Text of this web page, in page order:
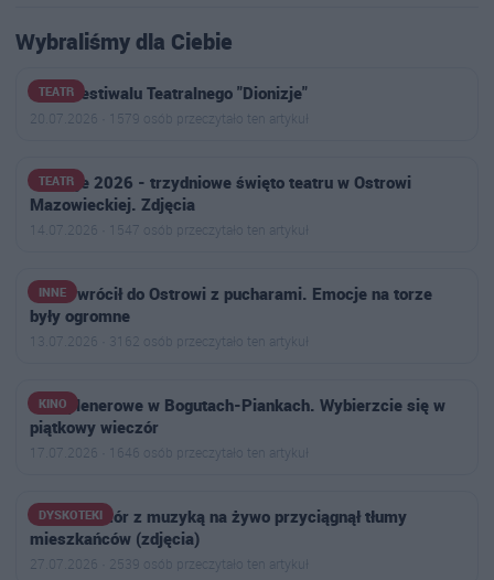
Wybraliśmy dla Ciebie
TEATR
Finał Festiwalu Teatralnego "Dionizje"
20.07.2026 · 1579 osób przeczytało ten artykuł
TEATR
Dionizje 2026 - trzydniowe święto teatru w Ostrowi
Mazowieckiej. Zdjęcia
14.07.2026 · 1547 osób przeczytało ten artykuł
INNE
Nikoś wrócił do Ostrowi z pucharami. Emocje na torze
były ogromne
13.07.2026 · 3162 osób przeczytało ten artykuł
KINO
Kino plenerowe w Bogutach-Piankach. Wybierzcie się w
piątkowy wieczór
17.07.2026 · 1646 osób przeczytało ten artykuł
DYSKOTEKI
Letni wieczór z muzyką na żywo przyciągnął tłumy
mieszkańców (zdjęcia)
27.07.2026 · 2539 osób przeczytało ten artykuł